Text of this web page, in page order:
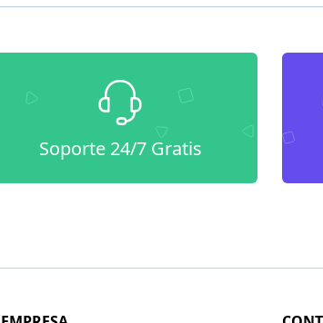
Soporte 24/7 Gratis